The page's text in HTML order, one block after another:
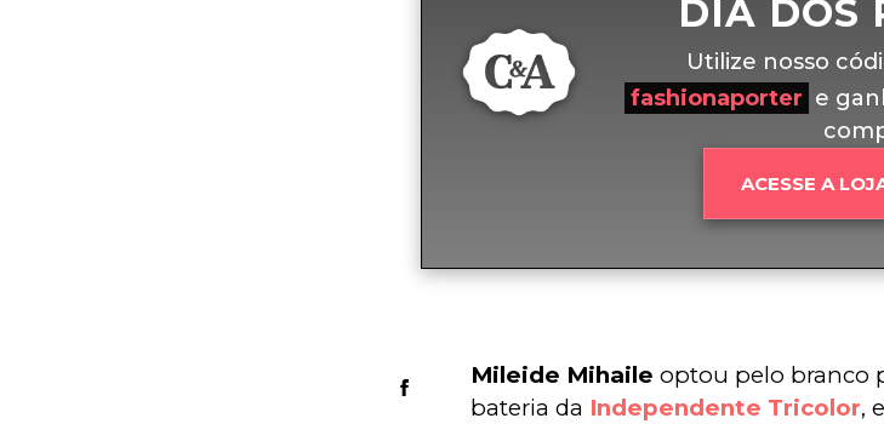
DIA DOS
Utilize nosso
fashionaporter e
ACESSE A
Mileide Mihaile optou pelo branco
bateria da Independente Tricolor,